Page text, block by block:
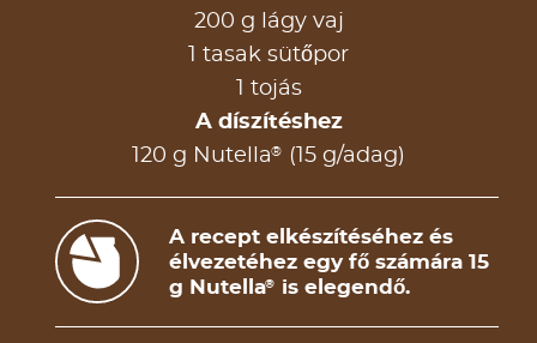
200 g lágy vaj
1 tasak sütőpor
1 tojás
A díszítéshez
120 g Nutella® (15 g/adag)
A recept elkészítéséhez és
élvezetéhez egy fő számára 15
g Nutella® is elegendő.